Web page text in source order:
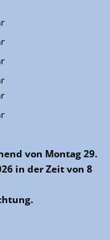
bis 13:00 Uhr
bis 13:00 Uhr
bis 13:00 Uhr
bis 12:00 Uhr
bis 16:00 Uhr
von Montag 29.
in der Zeit von 8